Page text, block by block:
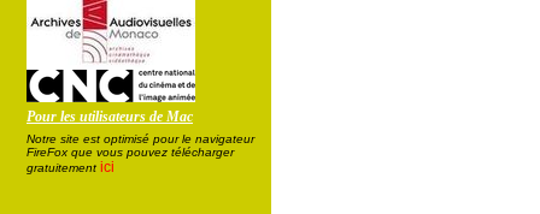
Pour les utilisateurs de Mac
Notre site est optimisé pour le navigateur
FireFox que vous pouvez télécharger
gratuitement ici